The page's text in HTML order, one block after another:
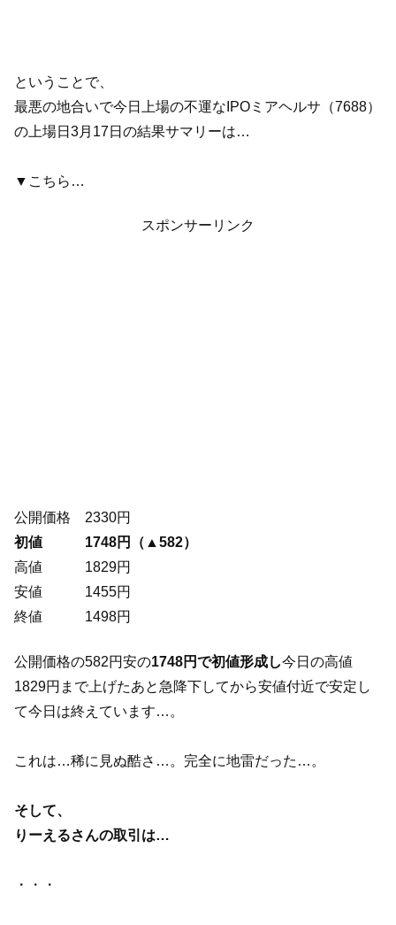
ということで、
最悪の地合いで今日上場の不運なIPOミアヘルサ（7688）
の上場日3月17日の結果サマリーは…
▼こちら…
スポンサーリンク
公開価格 2330円
初値 1748円（▲582）
高値 1829円
安値 1455円
終値 1498円
公開価格の582円安の1748円で初値形成し今日の高値
1829円まで上げたあと急降下してから安値付近で安定し
て今日は終えています…。
これは…稀に見ぬ酷さ…。完全に地雷だった…。
そして、
りーえるさんの取引は…
・・・